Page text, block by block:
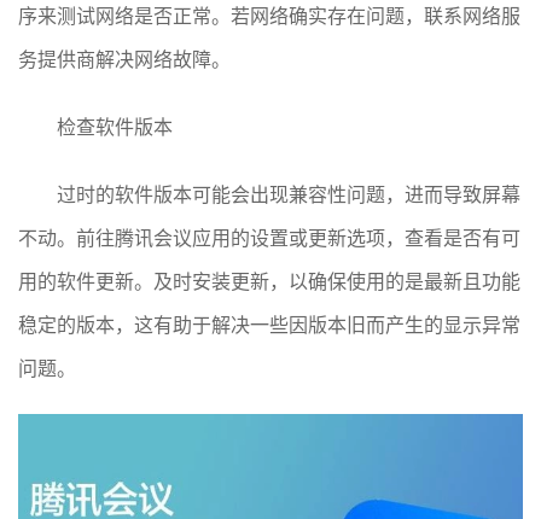
序来测试网络是否正常。若网络确实存在问题，联系网络服
务提供商解决网络故障。
检查软件版本
过时的软件版本可能会出现兼容性问题，进而导致屏幕
不动。前往腾讯会议应用的设置或更新选项，查看是否有可
用的软件更新。及时安装更新，以确保使用的是最新且功能
稳定的版本，这有助于解决一些因版本旧而产生的显示异常
问题。